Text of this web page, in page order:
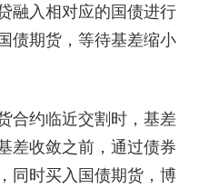
融入相对应的国债进行
债期货，等待基差缩小
约临近交割时，基差
差收敛之前，通过债券
同时买入国债期货，博